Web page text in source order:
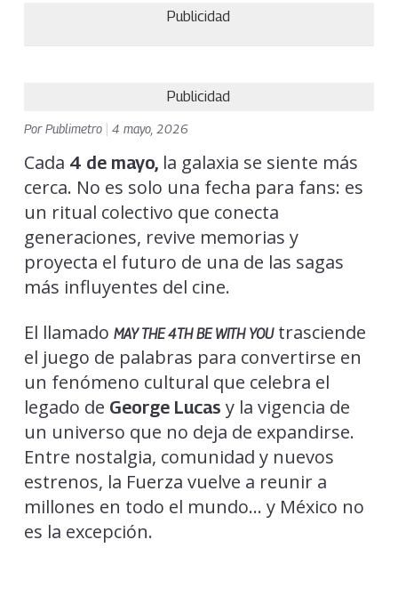
Publicidad
Publicidad
PorPublimetro 4 mayo, 2026
Cada 4 de mayo,la galaxia se siente más
cerca. No es solo una fecha para fans: es
un ritual colectivo que conecta
generaciones, revive memorias y
proyecta el futuro de una de las sagas
más influyentes del cine.
El llamado MAY THE 4TH BE WITH YOUtrasciende
el juego de palabras para convertirse en
un fenómeno cultural que celebra el
legado de George Lucas y la vigencia de
un universo que no deja de expandirse.
Entre nostalgia, comunidad y nuevos
estrenos, la Fuerza vuelve a reunir a
millones en todo el mundo… y México no
es la excepción.